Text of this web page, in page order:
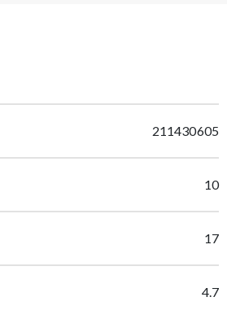
211430605
10
17
4.7